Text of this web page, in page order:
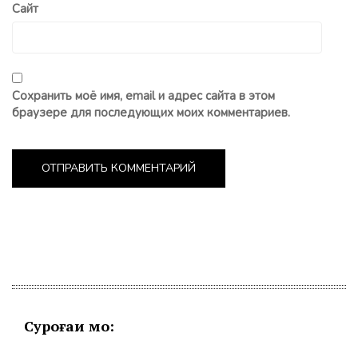
Сайт
Сохранить моё имя, email и адрес сайта в этом
браузере для последующих моих комментариев.
Суроғаи мо: